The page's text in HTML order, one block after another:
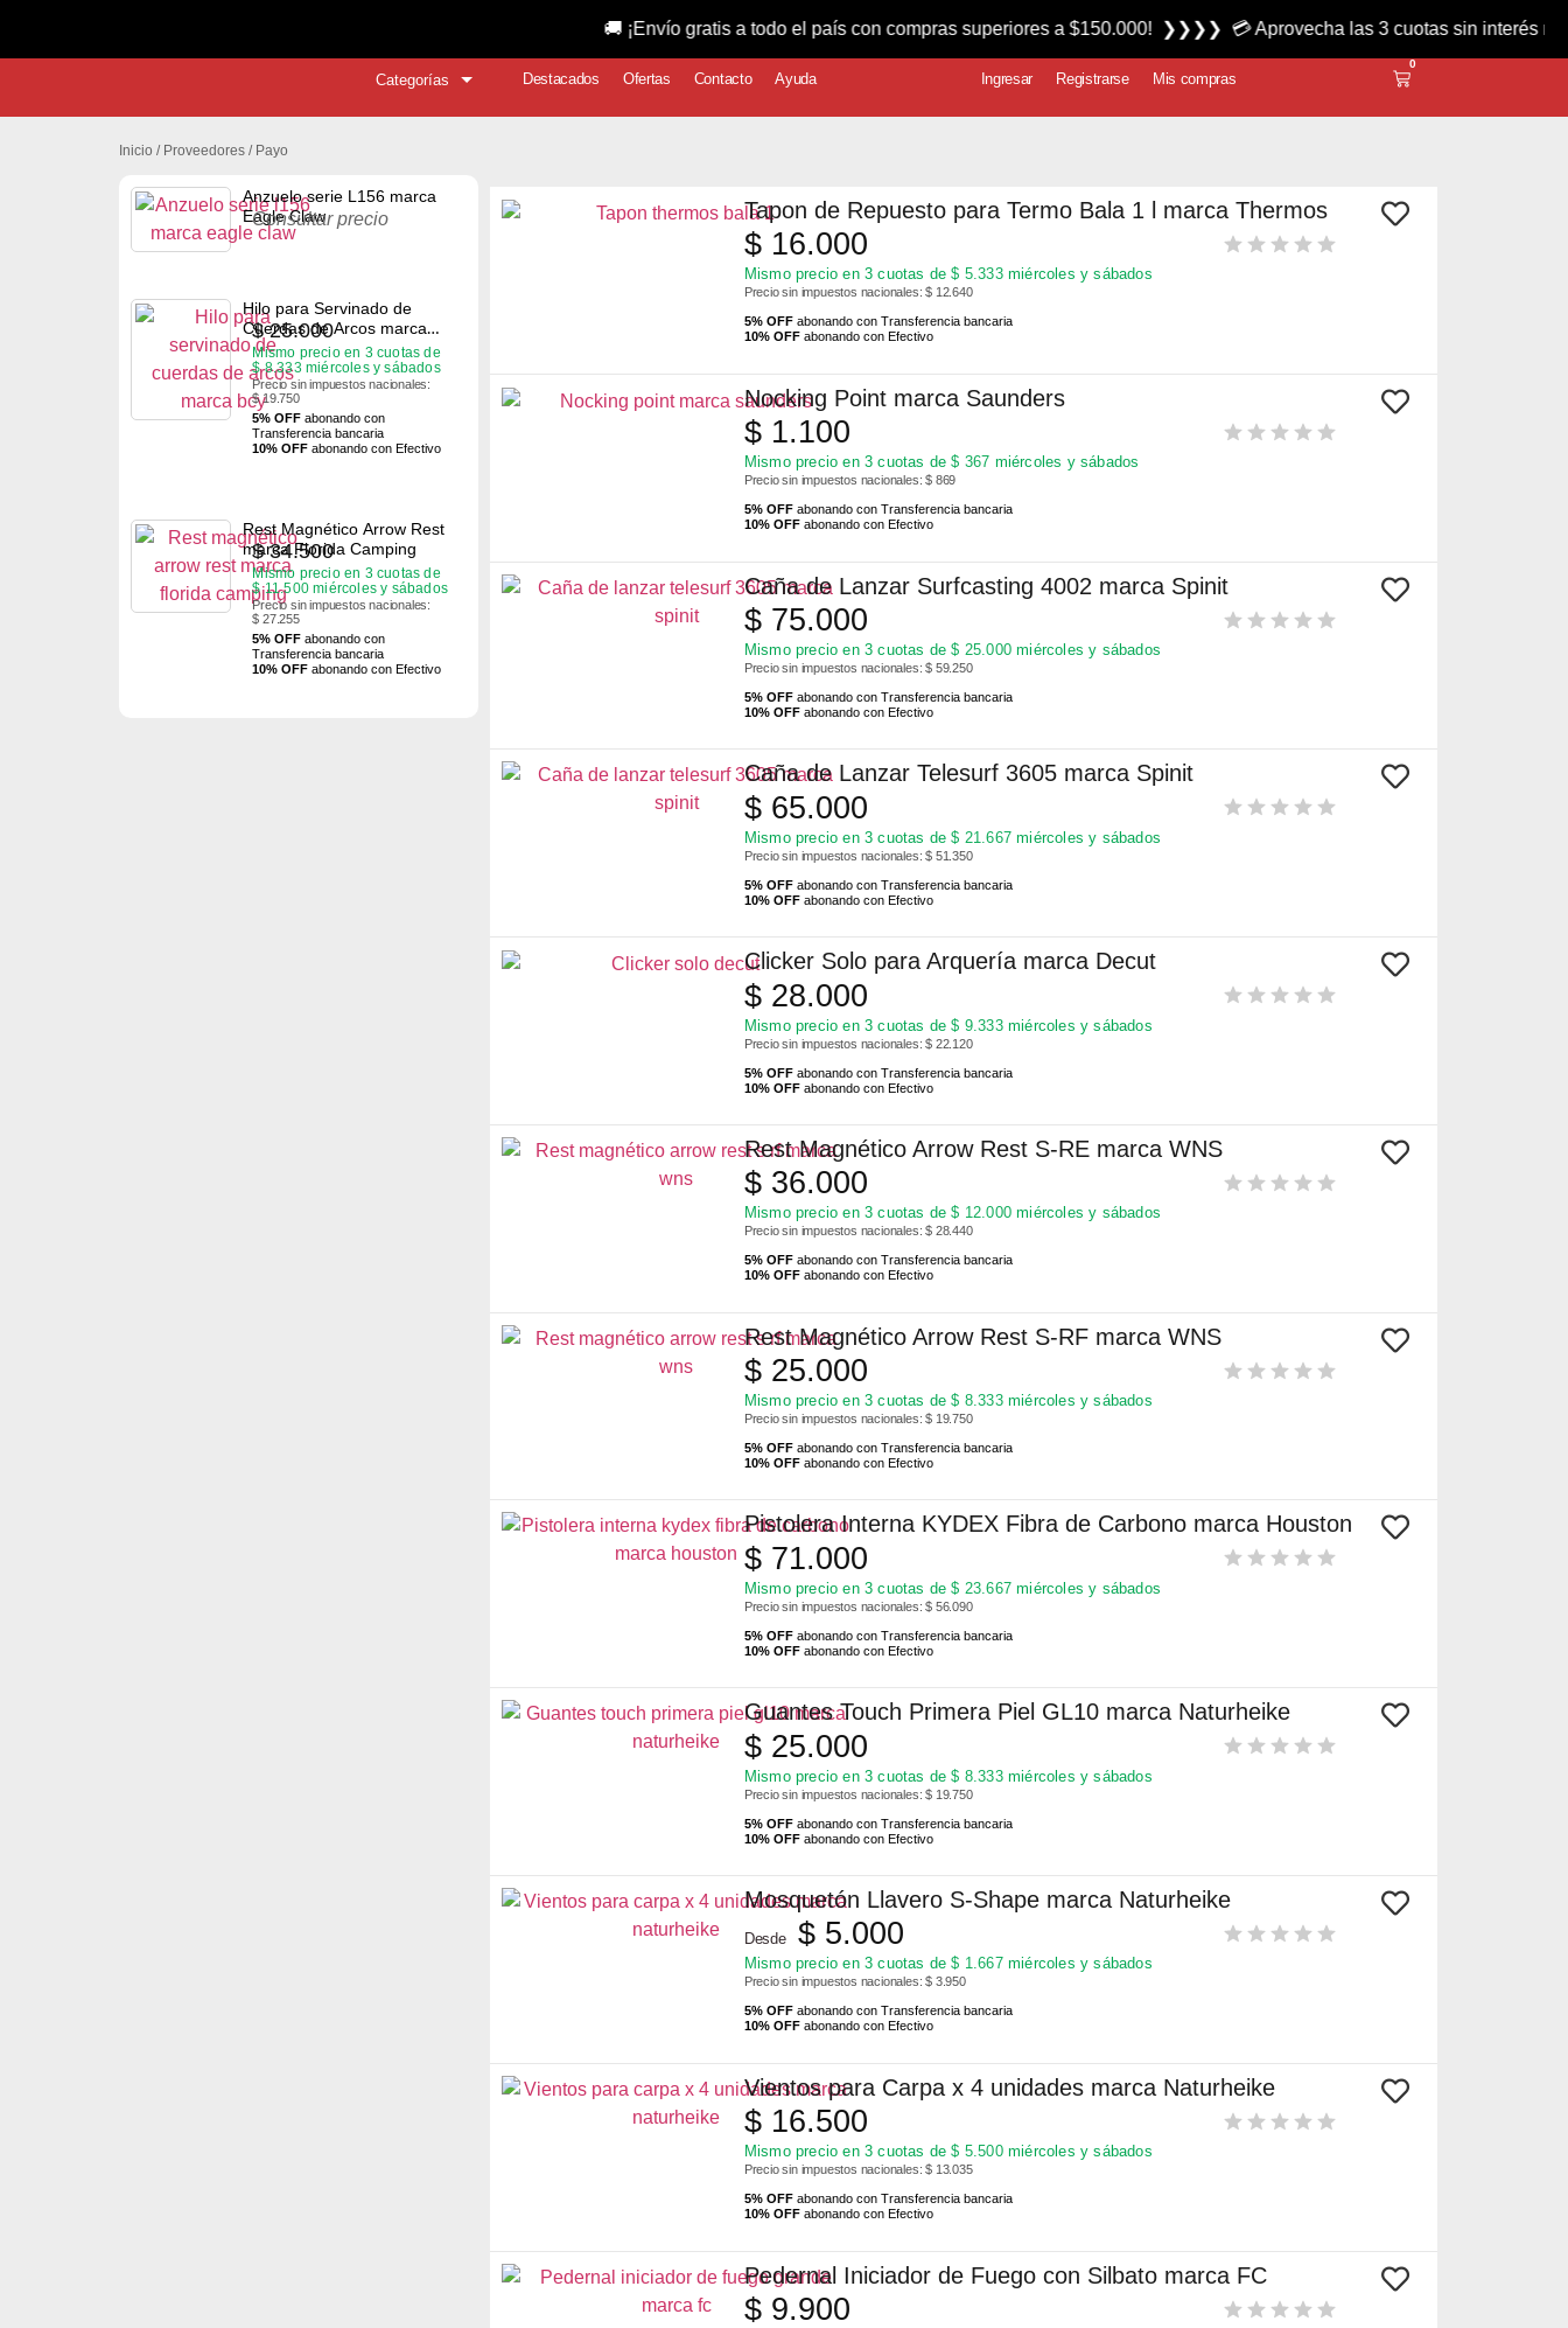
Categorías Destacados Ofertas Contacto Ayuda Ingresar Registrarse Mis compras
0
Inicio / Proveedores / Payo
Anzuelo serie L156 marca
Eagle Claw
Consultar precio
Hilo para Servinado de
Cuerdas de Arcos marca
BCY
$25.000
Mismo precio en 3 cuotas de
$8.333 miércoles y sábados
Precio sin impuestos nacionales:
$ 19.750
5% OFF abonando con
Transferencia bancaria
10% OFF abonando con Efectivo
Rest Magnético Arrow Rest
marca Florida Camping
$34.500
Mismo precio en 3 cuotas de
$11.500miércoles y sábados
Precio sin impuestos nacionales:
$ 27.255
5% OFF abonando con
Transferencia bancaria
10% OFF abonando con Efectivo
Tapon de Repuesto para Termo Bala 1 l marca Thermos
$16.000
Mismo precio en 3 cuotas de$ 5.333miércoles y sábados
Precio sin impuestos nacionales: $ 12.640
5% OFFabonando con Transferencia bancaria
10% OFFabonando con Efectivo
Nocking Point marca Saunders
$1.100
Mismo precio en 3 cuotas de$ 367 miércoles y sábados
Precio sin impuestos nacionales: $ 869
5% OFFabonando con Transferencia bancaria
10% OFFabonando con Efectivo
Caña de Lanzar Surfcasting 4002 marca Spinit
$75.000
Mismo precio en 3 cuotas de$ 25.000 miércoles y sábados
Precio sin impuestos nacionales: $ 59.250
5% OFFabonando con Transferencia bancaria
10% OFFabonando con Efectivo
Caña de Lanzar Telesurf 3605 marca Spinit
$65.000
Mismo precio en 3 cuotas de$ 21.667 miércoles y sábados
Precio sin impuestos nacionales: $ 51.350
5% OFFabonando con Transferencia bancaria
10% OFFabonando con Efectivo
Clicker Solo para Arquería marca Decut
$28.000
Mismo precio en 3 cuotas de$ 9.333miércoles y sábados
Precio sin impuestos nacionales: $ 22.120
5% OFFabonando con Transferencia bancaria
10% OFFabonando con Efectivo
Rest Magnético Arrow Rest S-RE marca WNS
$36.000
Mismo precio en 3 cuotas de$ 12.000 miércoles y sábados
Precio sin impuestos nacionales: $ 28.440
5% OFFabonando con Transferencia bancaria
10% OFFabonando con Efectivo
Rest Magnético Arrow Rest S-RF marca WNS
$25.000
Mismo precio en 3 cuotas de$ 8.333miércoles y sábados
Precio sin impuestos nacionales: $ 19.750
5% OFFabonando con Transferencia bancaria
10% OFFabonando con Efectivo
Pistolera Interna KYDEX Fibra de Carbono marca Houston
$71.000
Mismo precio en 3 cuotas de$ 23.667 miércoles y sábados
Precio sin impuestos nacionales: $ 56.090
5% OFFabonando con Transferencia bancaria
10% OFFabonando con Efectivo
Guantes Touch Primera Piel GL10 marca Naturheike
$25.000
Mismo precio en 3 cuotas de$ 8.333miércoles y sábados
Precio sin impuestos nacionales: $ 19.750
5% OFFabonando con Transferencia bancaria
10% OFFabonando con Efectivo
Mosquetón Llavero S-Shape marca Naturheike
Desde $5.000
Mismo precio en 3 cuotas de$ 1.667miércoles y sábados
Precio sin impuestos nacionales: $ 3.950
5% OFFabonando con Transferencia bancaria
10% OFFabonando con Efectivo
Vientos para Carpa x 4 unidades marca Naturheike
$16.500
Mismo precio en 3 cuotas de$ 5.500miércoles y sábados
Precio sin impuestos nacionales: $ 13.035
5% OFFabonando con Transferencia bancaria
10% OFFabonando con Efectivo
Pedernal Iniciador de Fuego con Silbato marca FC
$9.900
🚚 ¡Envío gratis a todo el país con compras superiores a $150.000! ❯❯❯❯ 💳 Aprovecha las 3 cuotas sin interés miércoles y